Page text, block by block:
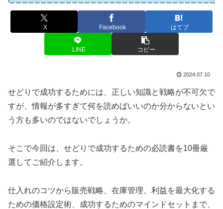
X Facebook はてブ
LINE コピー
2024.07.10
せどりで成功するためには、正しい知識と戦略が不可欠で
すが、情報が多すぎて何を読めばいいのか分からないとい
う方も多いのではないでしょうか。
そこで今回は、せどりで成功するための必読書を10冊厳
選してご紹介します。
仕入れのコツから販売戦略、在庫管理、利益を最大化する
ための価格設定術、成功するためのマインドセットまで、